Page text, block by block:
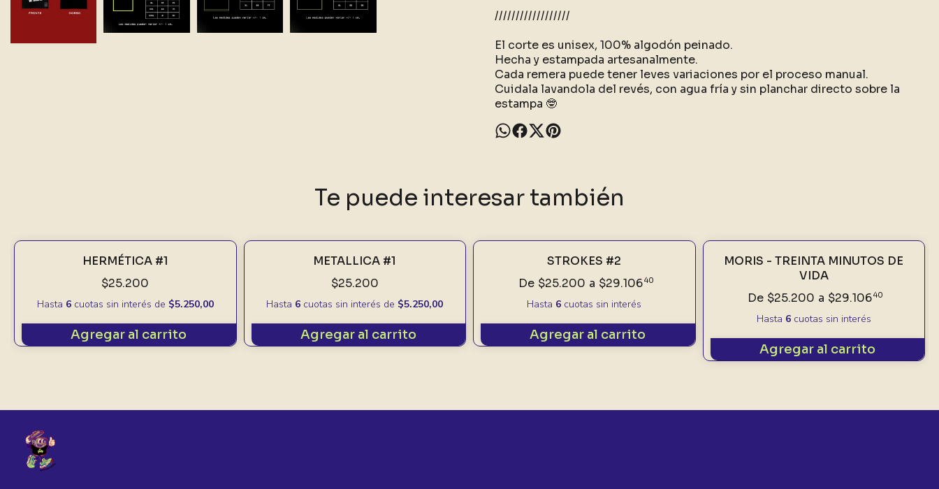
//////////////////
El corte es unisex, 100% algodón peinado.
Hecha y estampada artesanalmente.
Cada remera puede tener leves variaciones por el proceso manual.
Cuidala lavandola del revés, con agua fría y sin planchar directo sobre la
estampa 🤓
Te puede interesar también
HERMÉTICA #1
$25.200
Hasta 6cuotas sin interés de $5.250,00
Agregar al carrito
METALLICA #1
$25.200
Hasta 6 cuotas sin interés de $5.250,00
Agregar al carrito
STROKES #2
De $25.200 a $29.10640
Hasta 6 cuotas sin interés
Agregar al carrito
MORIS - TREINTA MINUTOS DE
VIDA
De $25.200 a $29.10640
Hasta 6cuotas sin interés
Agregar al carrito